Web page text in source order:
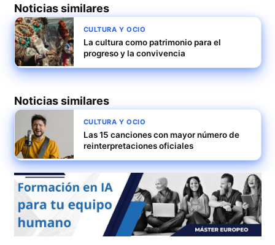
Noticias similares
CULTURA Y OCIO
La cultura como patrimonio para el
progreso y la convivencia
Noticias similares
CULTURA Y OCIO
Las 15 canciones con mayor número de
reinterpretaciones oficiales